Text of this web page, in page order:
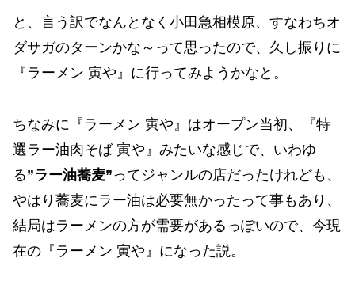
と、言う訳でなんとなく小田急相模原、すなわちオ
ダサガのターンかな～って思ったので、久し振りに
『ラーメン 寅や』に行ってみようかなと。
ちなみに『ラーメン 寅や』はオープン当初、『特
選ラー油肉そば 寅や』みたいな感じで、いわゆ
る”ラー油蕎麦”ってジャンルの店だったけれども、
やはり蕎麦にラー油は必要無かったって事もあり、
結局はラーメンの方が需要があるっぽいので、今現
在の『ラーメン 寅や』になった説。